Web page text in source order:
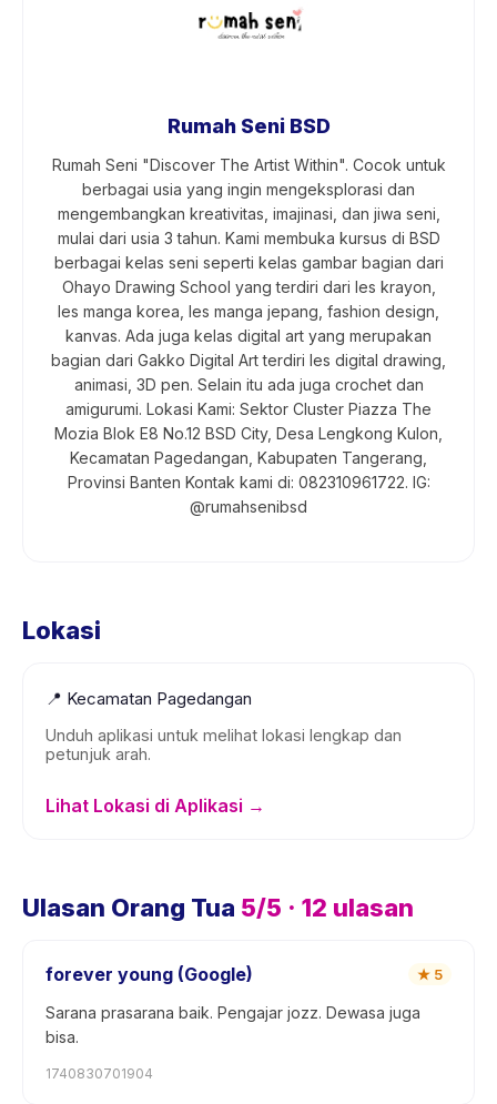
Rumah Seni BSD
Rumah Seni "Discover The Artist Within". Cocok untuk
berbagai usia yang ingin mengeksplorasi dan
mengembangkan kreativitas, imajinasi, dan jiwa seni,
mulai dari usia 3 tahun. Kami membuka kursus di BSD
berbagai kelas seni seperti kelas gambar bagian dari
Ohayo Drawing School yang terdiri dari les krayon,
les manga korea, les manga jepang, fashion design,
kanvas. Ada juga kelas digital art yang merupakan
bagian dari Gakko Digital Art terdiri les digital drawing,
animasi, 3D pen. Selain itu ada juga crochet dan
amigurumi. Lokasi Kami: Sektor Cluster Piazza The
Mozia Blok E8 No.12 BSD City, Desa Lengkong Kulon,
Kecamatan Pagedangan, Kabupaten Tangerang,
Provinsi Banten Kontak kami di: 082310961722. IG:
@rumahsenibsd
Lokasi
📍 Kecamatan Pagedangan
Unduh aplikasi untuk melihat lokasi lengkap dan
petunjuk arah.
Lihat Lokasi di Aplikasi →
Ulasan Orang Tua 5/5 · 12 ulasan
forever young (Google) ★ 5
Sarana prasarana baik. Pengajar jozz. Dewasa juga
bisa.
1740830701904